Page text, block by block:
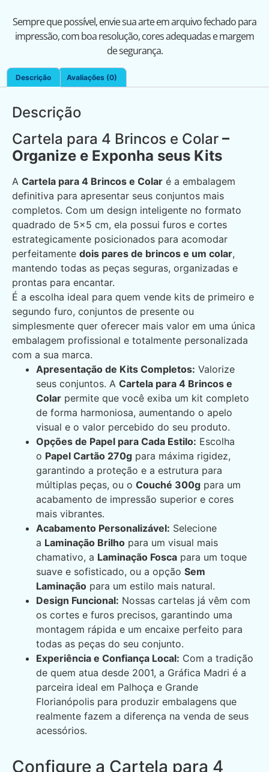
Sempre que possível, envie sua arte em arquivo fechado para
impressão, com boa resolução, cores adequadas e margem
de segurança.
Descrição Avaliações (0)
Descrição
Cartela para 4 Brincos e Colar –
Organize e Exponha seus Kits
A Cartela para 4 Brincos e Colar é a embalagem
definitiva para apresentar seus conjuntos mais
completos. Com um design inteligente no formato
quadrado de 5×5 cm, ela possui furos e cortes
estrategicamente posicionados para acomodar
perfeitamente dois pares de brincos e um colar,
mantendo todas as peças seguras, organizadas e
prontas para encantar.
É a escolha ideal para quem vende kits de primeiro e
segundo furo, conjuntos de presente ou
simplesmente quer oferecer mais valor em uma única
embalagem profissional e totalmente personalizada
com a sua marca.
Apresentação de Kits Completos: Valorize
seus conjuntos. A Cartela para 4 Brincos e
Colar permite que você exiba um kit completo
de forma harmoniosa, aumentando o apelo
visual e o valor percebido do seu produto.
Opções de Papel para Cada Estilo: Escolha
o Papel Cartão 270g para máxima rigidez,
garantindo a proteção e a estrutura para
múltiplas peças, ou o Couché 300g para um
acabamento de impressão superior e cores
mais vibrantes.
Acabamento Personalizável: Selecione
a Laminação Brilho para um visual mais
chamativo, a Laminação Fosca para um toque
suave e sofisticado, ou a opção Sem
Laminação para um estilo mais natural.
Design Funcional: Nossas cartelas já vêm com
os cortes e furos precisos, garantindo uma
montagem rápida e um encaixe perfeito para
todas as peças do seu conjunto.
Experiência e Confiança Local: Com a tradição
de quem atua desde 2001, a Gráfica Madri é a
parceira ideal em Palhoça e Grande
Florianópolis para produzir embalagens que
realmente fazem a diferença na venda de seus
acessórios.
Configure a Cartela para 4